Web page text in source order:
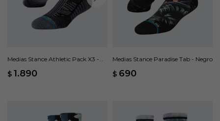
Medias Stance Athletic Pack X3 -
$ 1.890
Medias Stance Paradise Tab - Negro
$ 690